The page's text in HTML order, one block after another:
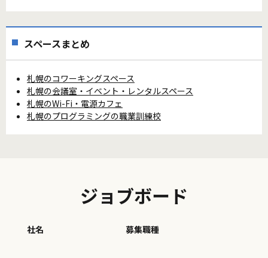
スペースまとめ
札幌のコワーキングスペース
札幌の会議室・イベント・レンタルスペース
札幌のWi-Fi・電源カフェ
札幌のプログラミングの職業訓練校
ジョブボード
社名 募集職種